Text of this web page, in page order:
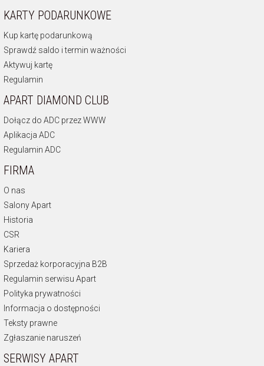
KARTY PODARUNKOWE
Kup kartę podarunkową
Sprawdź saldo i termin ważności
Aktywuj kartę
Regulamin
APART DIAMOND CLUB
Dołącz do ADC przez WWW
Aplikacja ADC
Regulamin ADC
FIRMA
O nas
Salony Apart
Historia
CSR
Kariera
Sprzedaż korporacyjna B2B
Regulamin serwisu Apart
Polityka prywatności
Informacja o dostępności
Teksty prawne
Zgłaszanie naruszeń
SERWISY APART